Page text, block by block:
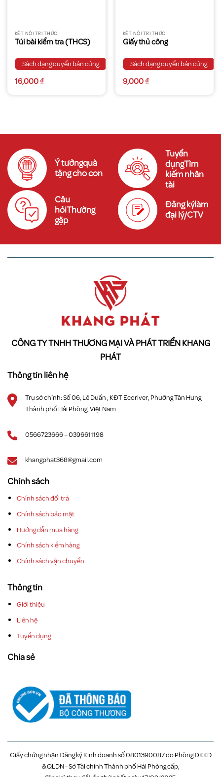
KẾT NỐI TRI THỨC
Túi bài kiểm tra (THCS)
Sách dạng quyển bản cứng
16,000₫
KẾT NỐI TRI THỨC
Giấy thủ công
Sách dạng quyển bản cứng
9,000₫
Ý tưởngquà
tặng cho con
Tuyển
dụngTìm
kiếm nhân
tài
Câu
hỏiThường
gặp
Đăng kýlàm
đại lý/CTV
CÔNG TY TNHH THƯƠNG MẠI VÀ PHÁT TRIỂN KHANG
PHÁT
Thông tin liên hệ
Trụ sở chính: Số 06, Lê Duẩn , KĐT Ecoriver, Phường Tân Hưng,
Thành phố Hải Phòng, Việt Nam
0566723666 – 0396611198
khangphat368@gmail.com
Chính sách
Chính sách đổi trả
Chính sách bảo mật
Hướng dẫn mua hàng
Chính sách kiểm hàng
Chính sách vận chuyển
Thông tin
Giới thiệu
Liên hệ
Tuyển dụng
Chia sẻ
Giấy chứng nhận Đăng ký Kinh doanh số 0801390087 do Phòng ĐKKD
& QLDN - Sở Tài chính Thành phố Hải Phòng cấp,